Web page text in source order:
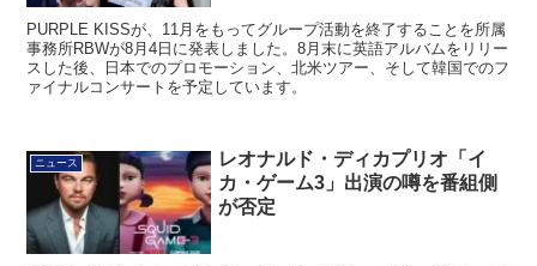
PURPLE KISSが、11月をもってグループ活動を終了することを所属
事務所RBWが8月4日に発表しました。8月末に英語アルバムをリリー
スした後、日本でのプロモーション、北米ツアー、そして韓国でのフ
ァイナルコンサートを予定しています。
ニュース
レオナルド・ディカプリオ「イ
カ・ゲーム3」出演の噂を番組側
が否定